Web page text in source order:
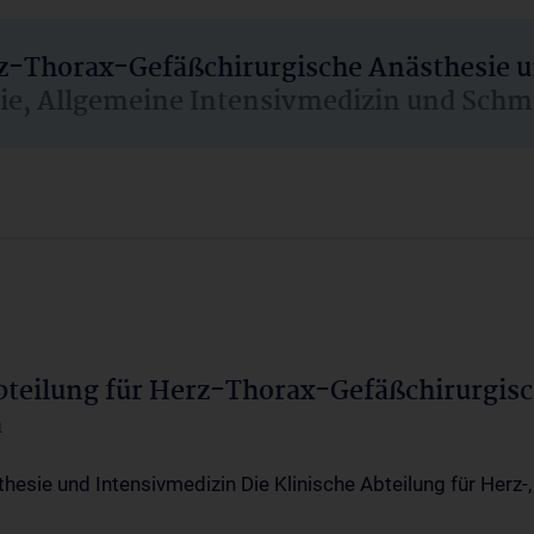
Gefäßchirurgische Anästhesie
Allgemeine Intensivmedizin und
für Herz-Thorax-
und Intensivmedizin Die Klinische Abteilung für